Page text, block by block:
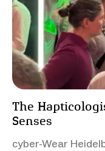
The
Senses
cyber-Wear